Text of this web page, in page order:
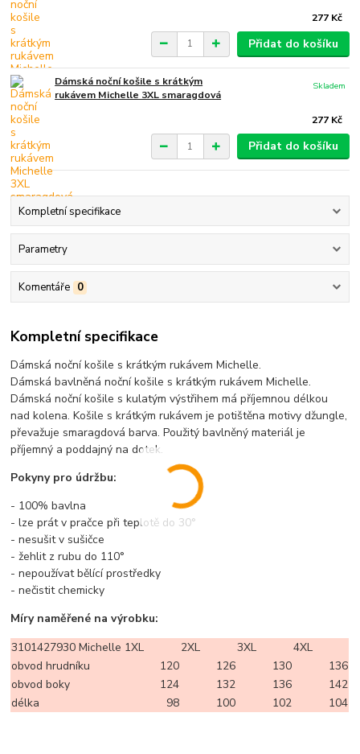
277 Kč
Přidat do košíku
Dámská noční košile s krátkým
rukávem Michelle 3XL smaragdová
277 Kč
Skladem
Přidat do košíku
Kompletní specifikace
Parametry
Komentáře 0
Kompletní specifikace
Dámská noční košile s krátkým rukávem Michelle.
Dámská bavlněná noční košile s krátkým rukávem Michelle.
Dámská noční košile s kulatým výstřihem má příjemnou délkou
nad kolena. Košile s krátkým rukávem je potištěna motivy džungle,
převažuje smaragdová barva. Použitý bavlněný materiál je
příjemný a poddajný na dotek.
Pokyny pro údržbu:
- 100% bavlna
- lze prát v pračce při teplotě do 30°
- nesušit v sušičce
- žehlit z rubu do 110°
- nepoužívat bělící prostředky
- nečistit chemicky
Míry naměřené na výrobku:
3101427930 Michelle 1XL 2XL 3XL
4XL
obvod hrudníku
120 126 130
136
obvod boky
124 132 136
142
délka
98 100 102 104